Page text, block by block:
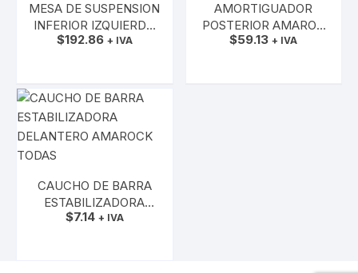
MESA DE SUSPENSION
INFERIOR IZQUIERDO
VW AMAROK
$192.86 + IVA
AMORTIGUADOR
POSTERIOR AMAROK
TODAS
$59.13 + IVA
CAUCHO DE BARRA
ESTABILIZADORA
DELANTERO
$7.14 + IVA